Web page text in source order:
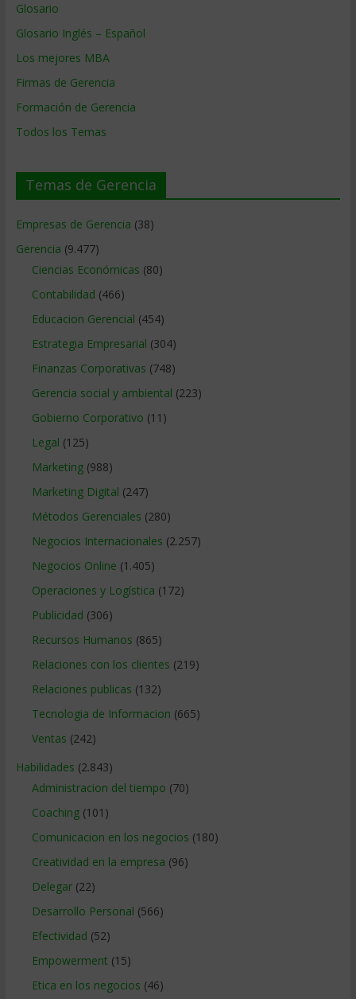
Glosario
Glosario Inglés – Español
Los mejores MBA
Firmas de Gerencia
Formación de Gerencia
Todos los Temas
Temas de Gerencia
Empresas de Gerencia (38)
Gerencia (9.477)
Ciencias Económicas (80)
Contabilidad (466)
Educacion Gerencial (454)
Estrategia Empresarial (304)
Finanzas Corporativas (748)
Gerencia social y ambiental (223)
Gobierno Corporativo (11)
Legal (125)
Marketing(988)
Marketing Digital (247)
Métodos Gerenciales (280)
Negocios Internacionales (2.257)
Negocios Online (1.405)
Operaciones y Logística (172)
Publicidad (306)
Recursos Humanos (865)
Relaciones con los clientes (219)
Relaciones publicas (132)
Tecnologia de Informacion (665)
Ventas (242)
Habilidades (2.843)
Administracion del tiempo (70)
Coaching(101)
Comunicacion en los negocios (180)
Creatividad en la empresa (96)
Delegar(22)
Desarrollo Personal (566)
Efectividad (52)
Empowerment (15)
Etica en los negocios (46)